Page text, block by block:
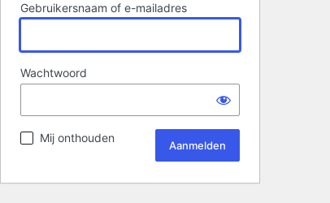
Gebruikersnaam of e-mailadres
Wachtwoord
Mij onthouden